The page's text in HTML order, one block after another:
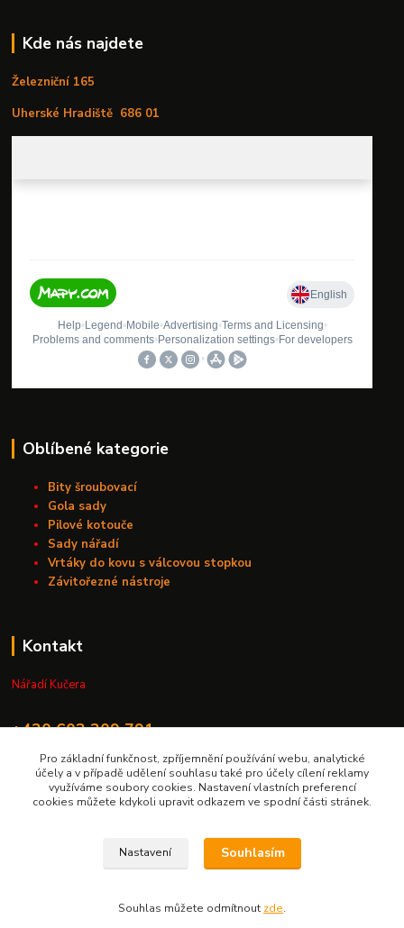
Kde nás najdete
Železniční 165
Uherské Hradiště 686 01
Oblíbené kategorie
Bity šroubovací
Gola sady
Pilové kotouče
Sady nářadí
Vrtáky do kovu s válcovou stopkou
Závitořezné nástroje
Kontakt
Nářadí Kučera
+420 603 209 791
info@naradikucera.cz
Upravit sběr cookies.
Pro základní funkčnost, zpříjemnění používání webu, analytické
účely a v případě udělení souhlasu také pro účely cílení reklamy
využíváme soubory cookies. Nastavení vlastních preferencí
cookies můžete kdykoli upravit odkazem ve spodní části stránek.
Nastavení Souhlasím
Souhlas můžete odmítnout zde.